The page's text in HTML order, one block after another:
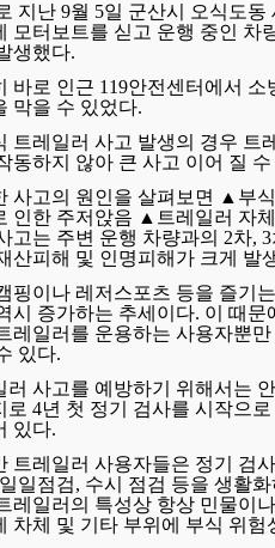
지난 9월 5일 군산시 오식도
모터보트를 싣고 운행 중인 차
생했다.
바로 인근 119안전센터에서
막을 수 있었다.
트레일러 사고 발생의 경우 트
동하지 않아 큰 사고 이어 질
사고의 원인을 살펴보면 ▲부
인한 주저앉음 ▲트레일러 자
고는 주변 운행 차량과의 2차,
산피해 및 인명피해가 크게 발
핑이나 레저스포츠 등을 즐기
시 증가하는 추세이다. 이 때
레일러를 운용하는 사용자뿐
있다.
러 사고를 예방하기 위해서는
로 4년 첫 정기 검사를 시작으
있다.
트레일러 사용자들은 정기 검
일점검, 수시 점검 등을 생활
레일러의 특성상 항상 민물이
차체 및 기타 부위에 부식 위험